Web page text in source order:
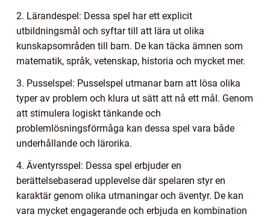
2. Lärandespel: Dessa spel har ett explicit
utbildningsmål och syftar till att lära ut olika
kunskapsområden till barn. De kan täcka ämnen som
matematik, språk, vetenskap, historia och mycket mer.
3. Pusselspel: Pusselspel utmanar barn att lösa olika
typer av problem och klura ut sätt att nå ett mål. Genom
att stimulera logiskt tänkande och
problemlösningsförmåga kan dessa spel vara både
underhållande och lärorika.
4. Äventyrsspel: Dessa spel erbjuder en
berättelsebaserad upplevelse där spelaren styr en
karaktär genom olika utmaningar och äventyr. De kan
vara mycket engagerande och erbjuda en kombination